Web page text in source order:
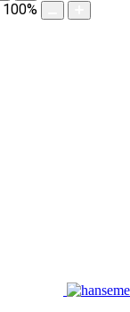
100%